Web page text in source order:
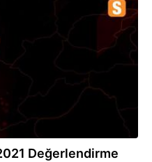
Değerlendirme